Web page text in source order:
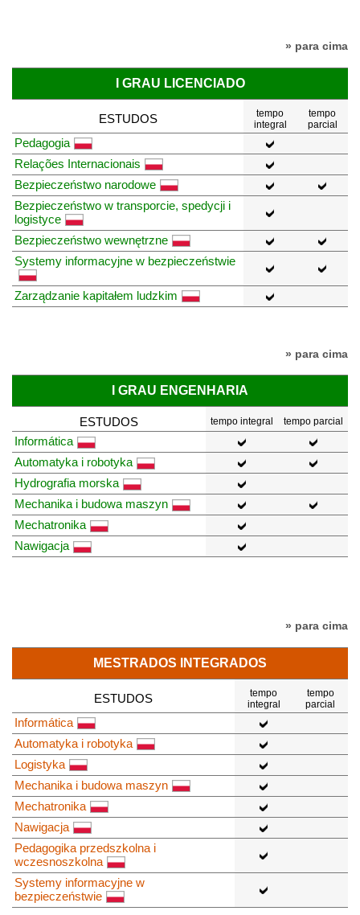
» para cima
I GRAU LICENCIADO
ESTUDOS
tempo
integral
tempo
parcial
Pedagogia
Relações Internacionais
Bezpieczeństwo narodowe
Bezpieczeństwo w transporcie, spedycji i
logistyce
Bezpieczeństwo wewnętrzne
Systemy informacyjne w bezpieczeństwie
Zarządzanie kapitałem ludzkim
» para cima
I GRAU ENGENHARIA
ESTUDOS tempo integral tempo parcial
Informática
Automatyka i robotyka
Hydrografia morska
Mechanika i budowa maszyn
Mechatronika
Nawigacja
» para cima
MESTRADOS INTEGRADOS
ESTUDOS
tempo
integral
tempo
parcial
Informática
Automatyka i robotyka
Logistyka
Mechanika i budowa maszyn
Mechatronika
Nawigacja
Pedagogika przedszkolna i
wczesnoszkolna
Systemy informacyjne w
bezpieczeństwie